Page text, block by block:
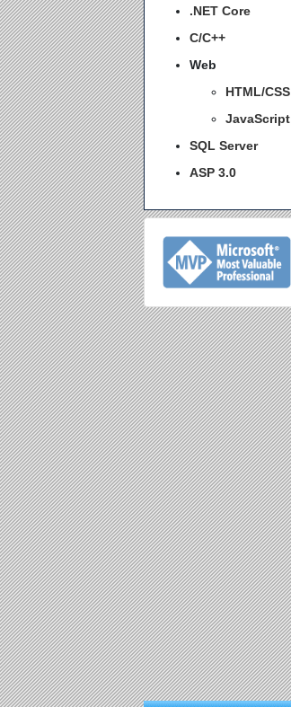
.NET Core
C/C++
Web
HTML/CSS
JavaScript
SQL Server
ASP 3.0